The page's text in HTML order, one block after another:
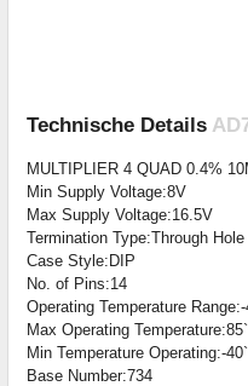
Technische Details
MULTIPLIER 4 QUAD 0.4%
Min Supply Voltage:8V
Max Supply Voltage:16.5V
Termination Type:Through Hole
Case Style:DIP
No. of Pins:14
Operating Temperature
Max Operating
Min Temperature Operating:-
Base Number:734